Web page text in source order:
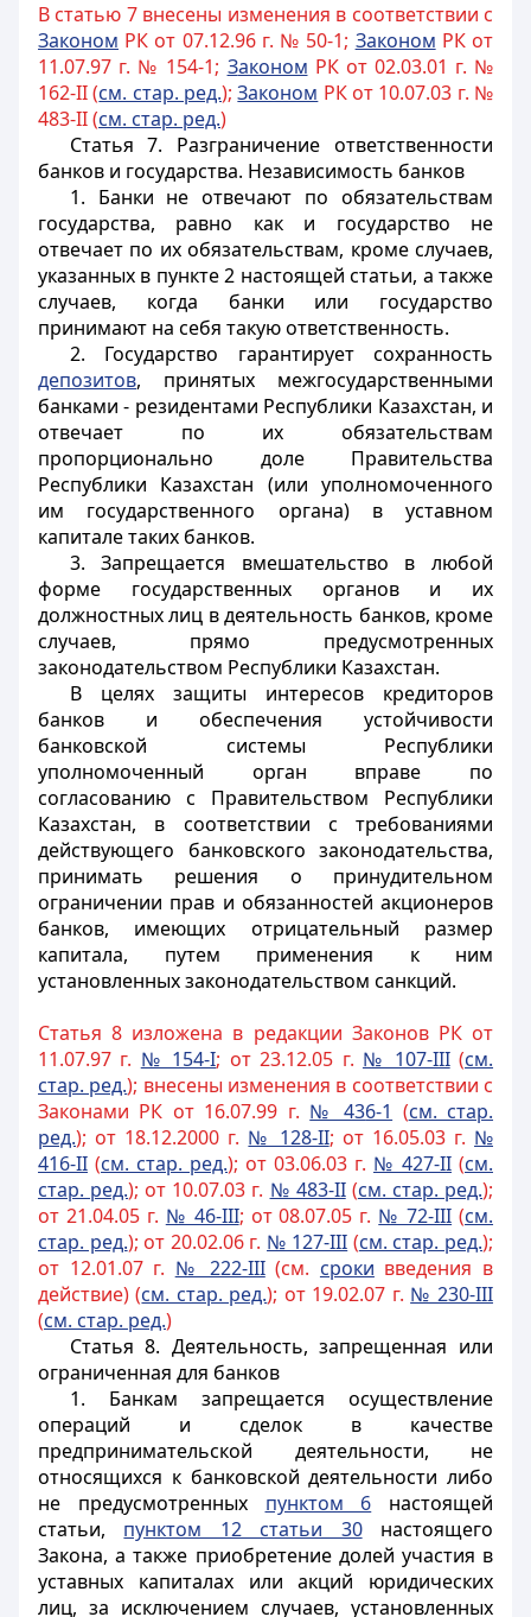
В статью 7 внесены изменения в соответствии с
Законом РК от 07.12.96 г. № 50-1; Законом РК от
11.07.97 г. № 154-1; Законом РК от 02.03.01 г. №
162-II (см. стар. ред.);Законом РК от 10.07.03 г. №
483-II (см. стар. ред.)
Статья 7. Разграничение ответственности
банков и государства. Независимость банков
1. Банки не отвечают по обязательствам
государства, равно как и государство не
отвечает по их обязательствам, кроме случаев,
указанных в пункте 2 настоящей статьи, а также
случаев, когда банки или государство
принимают на себя такую ответственность.
2. Государство гарантирует сохранность
депозитов, принятых межгосударственными
банками - резидентами Республики Казахстан, и
отвечает по их обязательствам
пропорционально доле Правительства
Республики Казахстан (или уполномоченного
им государственного органа) в уставном
капитале таких банков.
3. Запрещается вмешательство в любой
форме государственных органов и их
должностных лиц в деятельность банков, кроме
случаев, прямо предусмотренных
законодательством Республики Казахстан.
В целях защиты интересов кредиторов
банков и обеспечения устойчивости
банковской системы Республики
уполномоченный орган вправе по
согласованию с Правительством Республики
Казахстан, в соответствии с требованиями
действующего банковского законодательства,
принимать решения о принудительном
ограничении прав и обязанностей акционеров
банков, имеющих отрицательный размер
капитала, путем применения к ним
установленных законодательством санкций.
Статья 8 изложена в редакции Законов РК от
11.07.97 г. № 154-I; от 23.12.05 г. № 107-III(см.
стар. ред.); внесены изменения в соответствии с
Законами РК от 16.07.99 г. № 436-1 (см. стар.
ред.); от 18.12.2000 г. № 128-II; от 16.05.03 г. №
416-II (см. стар. ред.); от 03.06.03 г. № 427-II (см.
стар. ред.); от 10.07.03 г. № 483-II(см. стар. ред.);
от 21.04.05 г. № 46-III; от 08.07.05 г. № 72-III (см.
стар. ред.); от 20.02.06 г. № 127-III (см. стар. ред.);
от 12.01.07 г. № 222-III(см. сроки введения в
действие) (см. стар. ред.); от 19.02.07 г. № 230-III
(см. стар. ред.)
Статья 8. Деятельность, запрещенная или
ограниченная для банков
1. Банкам запрещается осуществление
операций и сделок в качестве
предпринимательской деятельности, не
относящихся к банковской деятельности либо
не предусмотренных пунктом 6 настоящей
статьи, пунктом 12 статьи 30настоящего
Закона, а также приобретение долей участия в
уставных капиталах или акций юридических
лиц, за исключением случаев, установленных